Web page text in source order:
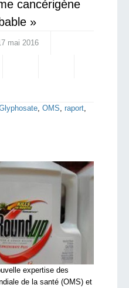
cancérigène
»
mai 2016
, OMS, raport,
expertise des
de la santé (OMS) et